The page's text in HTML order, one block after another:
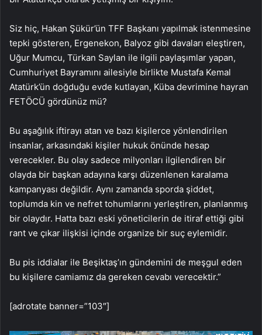
Siz hiç, Hakan Şükür’ün TFF Başkanı yapılmak istenmesine
tepki gösteren, Ergenekon, Balyoz gibi davaları eleştiren,
Uğur Mumcu, Türkan Saylan ile ilgili paylaşımlar yapan,
Cumhuriyet Bayramını ailesiyle birlikte Mustafa Kemal
Atatürk’ün doğduğu evde kutlayan, Küba devrimine hayran
FETÖCÜ gördünüz mü?
Bu aşağılık iftirayı atan ve bazı kişilerce yönlendirilen
insanlar, arkasındaki kişiler hukuk önünde hesap
verecekler. Bu olay sadece milyonları ilgilendiren bir
olayda bir başkan adayına karşı düzenlenen karalama
kampanyası değildir. Aynı zamanda sporda şiddet,
toplumda kin ve nefret tohumlarını yerleştiren, planlanmış
bir olaydır. Hatta bazı eski yöneticilerin de itiraf ettiği gibi
rant ve çıkar ilişkisi içinde organize bir suç eylemidir.
Bu pis iddialar ile Beşiktaş’ın gündemini de meşgul eden
bu kişilere camiamız da gereken cevabı verecektir.”
[adrotate banner=”103″]